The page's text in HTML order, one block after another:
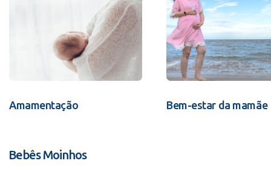
Amamentação Bem-estar da mamãe
Bebês Moinhos